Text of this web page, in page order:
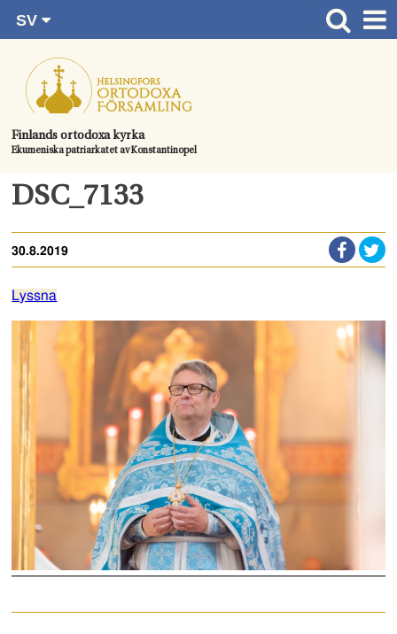
direkt
innehållet.
Finlands ortodoxa kyrka
Ekumeniska patriarkatet av Konstantinopel
SV
RU
EN
UA
Huvudsida
Gudstjänster
Kom med
Kontaktuppgifter
Bröllop
Begravningen
DSC_7133
30.8.2019
Lyssna